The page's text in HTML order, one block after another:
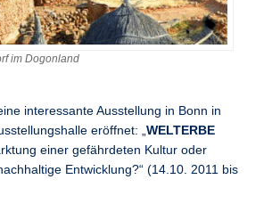
im Dogonland
interessante Ausstellung in Bonn in
eröffnet: „WELTERBE
einer gefährdeten Kultur oder
Entwicklung?“ (14.10. 2011 bis